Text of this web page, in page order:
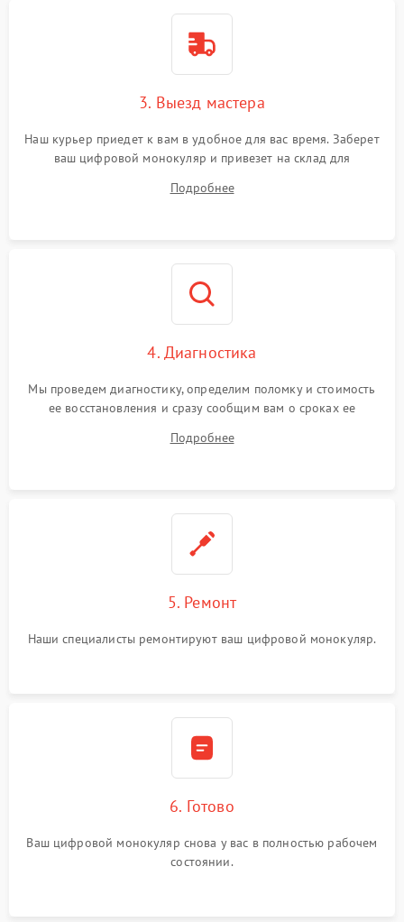
3. Выезд мастера
Наш курьер приедет к вам в удобное для вас время. Заберет
ваш цифровой монокуляр и привезет на склад для
Подробнее
4. Диагностика
Мы проведем диагностику, определим поломку и стоимость
ее восстановления и сразу сообщим вам о сроках ее
Подробнее
5. Ремонт
Наши специалисты ремонтируют ваш цифровой монокуляр.
6. Готово
Ваш цифровой монокуляр снова у вас в полностью рабочем
состоянии.